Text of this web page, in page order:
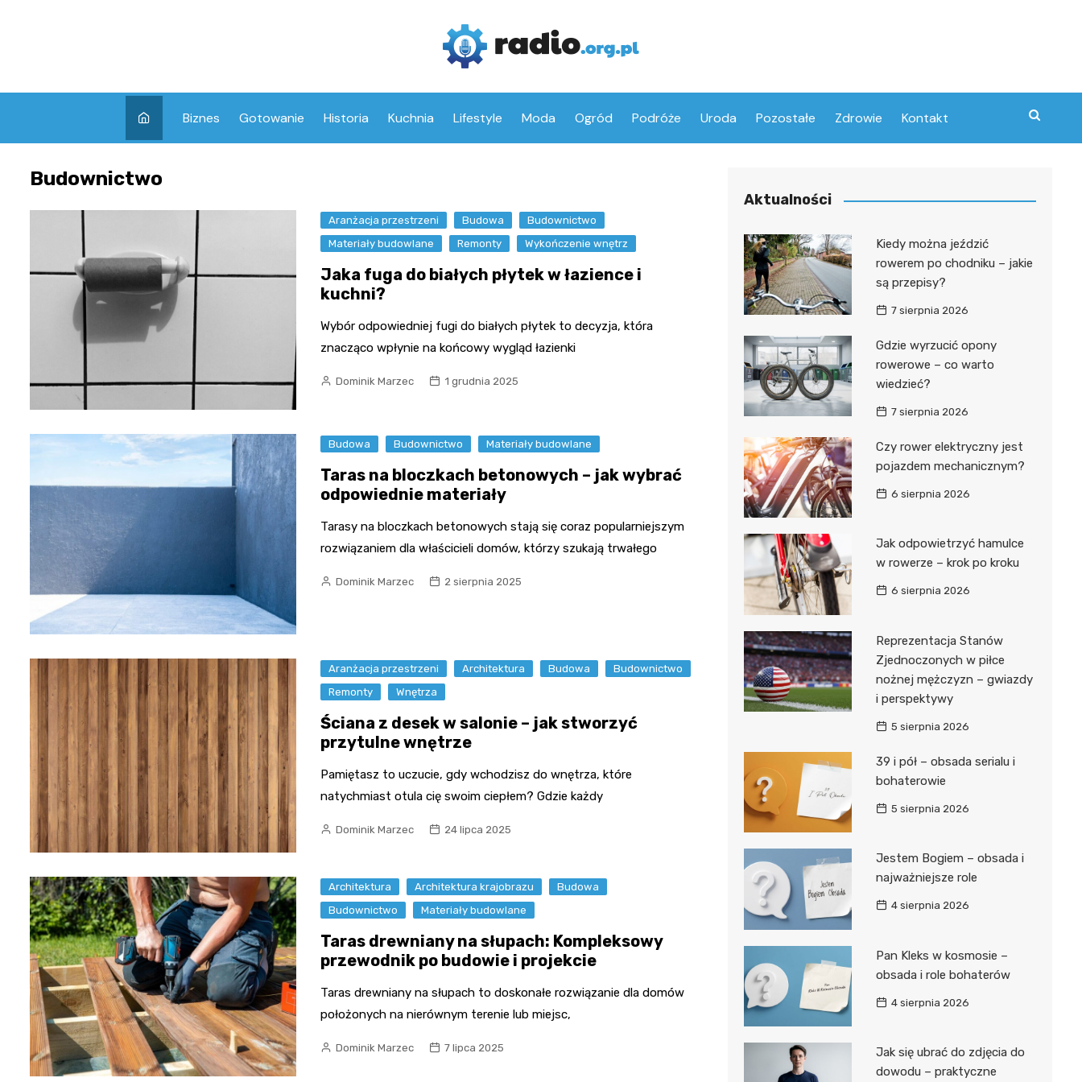
Biznes Gotowanie Historia Kuchnia Lifestyle Moda Ogród Podróże Uroda Pozostałe Zdrowie Kontakt
Budownictwo
Aranżacja przestrzeni Budowa
Budownictwo
Materiały budowlane
Remonty Wykończenie wnętrz
Jaka fuga do białych płytek w łazience i
kuchni?
Wybór odpowiedniej fugi do białych płytek to decyzja, która
znacząco wpłynie na końcowy wygląd łazienki
Dominik Marzec 1 grudnia 2025
Budowa Budownictwo Materiały budowlane
Taras na bloczkach betonowych – jak wybrać
odpowiednie materiały
Tarasy na bloczkach betonowych stają się coraz popularniejszym
rozwiązaniem dla właścicieli domów, którzy szukają trwałego
Dominik Marzec 2 sierpnia 2025
Aranżacja przestrzeni Architektura Budowa
Budownictwo
Remonty
Wnętrza
Ściana z desek w salonie – jak stworzyć
przytulne wnętrze
Pamiętasz to uczucie, gdy wchodzisz do wnętrza, które
natychmiast otula cię swoim ciepłem? Gdzie każdy
Dominik Marzec 24 lipca 2025
Architektura Architektura krajobrazu
Budowa
Budownictwo
Materiały budowlane
Taras drewniany na słupach: Kompleksowy
przewodnik po budowie i projekcie
Taras drewniany na słupach to doskonałe rozwiązanie dla domów
położonych na nierównym terenie lub miejsc,
Dominik Marzec 7 lipca 2025
Aktualności
Kiedy można jeździć
rowerem po chodniku – jakie
są przepisy?
7 sierpnia 2026
Gdzie wyrzucić opony
rowerowe – co warto
wiedzieć?
7 sierpnia 2026
Czy rower elektryczny jest
pojazdem mechanicznym?
6 sierpnia 2026
Jak odpowietrzyć hamulce
w rowerze – krok po kroku
6 sierpnia 2026
Reprezentacja Stanów
Zjednoczonych w piłce
nożnej mężczyzn – gwiazdy
i perspektywy
5 sierpnia 2026
39 i pół – obsada serialu i
bohaterowie
5 sierpnia 2026
Jestem Bogiem – obsada i
najważniejsze role
4 sierpnia 2026
Pan Kleks w kosmosie –
obsada i role bohaterów
4 sierpnia 2026
Jak się ubrać do zdjęcia do
dowodu – praktyczne